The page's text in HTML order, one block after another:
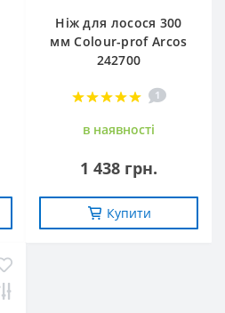
Ніж для лосося 300
мм Colour-prof Arcos
242700
1
в наявностi
1 438 грн.
Купити